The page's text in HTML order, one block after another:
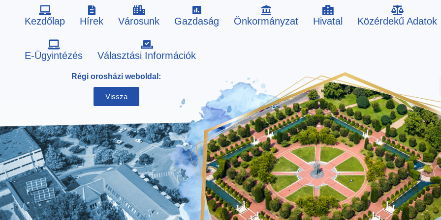
Kezdőlap Hírek Városunk Gazdaság Önkormányzat Hivatal Közérdekű Adatok
E-Ügyintézés Választási Információk
Régi orosházi weboldal:
Vissza